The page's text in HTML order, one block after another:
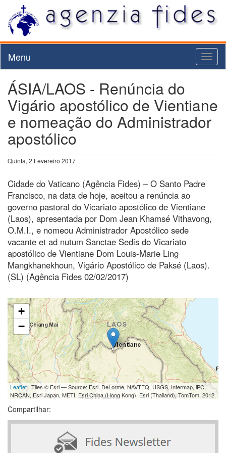
Menu
ÁSIA/LAOS - Renúncia do
Vigário apostólico de Vientiane
e nomeação do Administrador
apostólico
Quinta, 2 Fevereiro 2017
Cidade do Vaticano (Agência Fides) – O Santo Padre
Francisco, na data de hoje, aceitou a renúncia ao
governo pastoral do Vicariato apostólico de Vientiane
(Laos), apresentada por Dom Jean Khamsé Vithavong,
O.M.I., e nomeou Administrador Apostólico sede
vacante et ad nutum Sanctae Sedis do Vicariato
apostólico de Vientiane Dom Louis-Marie Ling
Mangkhanekhoun, Vigário Apostólico de Paksé (Laos).
(SL) (Agência Fides 02/02/2017)
+
−
Leaflet| Tiles © Esri — Source: Esri, DeLorme, NAVTEQ, USGS, Intermap, iPC,
NRCAN, Esri Japan, METI, Esri China (Hong Kong), Esri (Thailand), TomTom, 2012
Compartilhar: